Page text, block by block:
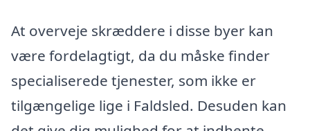
At overveje skræddere i disse byer kan
være fordelagtigt, da du måske finder
specialiserede tjenester, som ikke er
tilgængelige lige i Faldsled. Desuden kan